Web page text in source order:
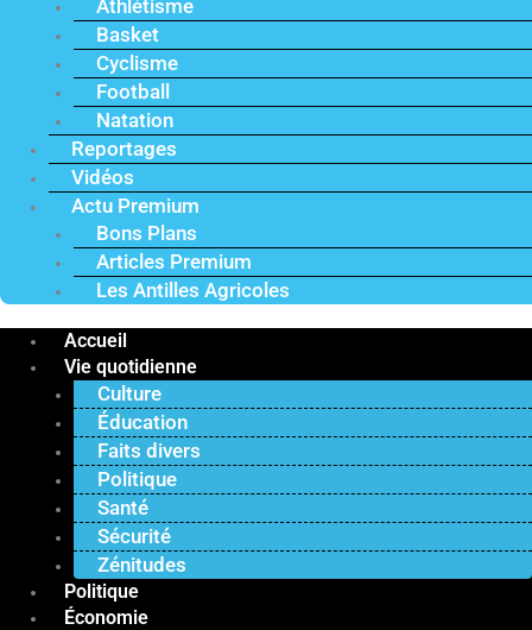
Athlétisme
Basket
Cyclisme
Football
Natation
Reportages
Vidéos
Actu Premium
Bons Plans
Articles Premium
Les Antilles Agricoles
Accueil
Vie quotidienne
Culture
Éducation
Faits divers
Politique
Santé
Sécurité
Zénitudes
Politique
Économie